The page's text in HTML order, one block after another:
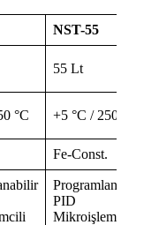
NST-55
55 Lt
°C +5 °C / 250 °C
Fe-Const.
Programlanabilir
PID
Mikroişlemcili